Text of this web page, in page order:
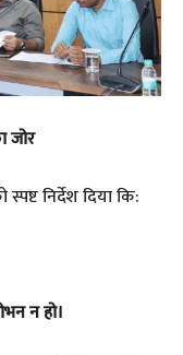
जोर
निर्देश दिया कि:
न हो।